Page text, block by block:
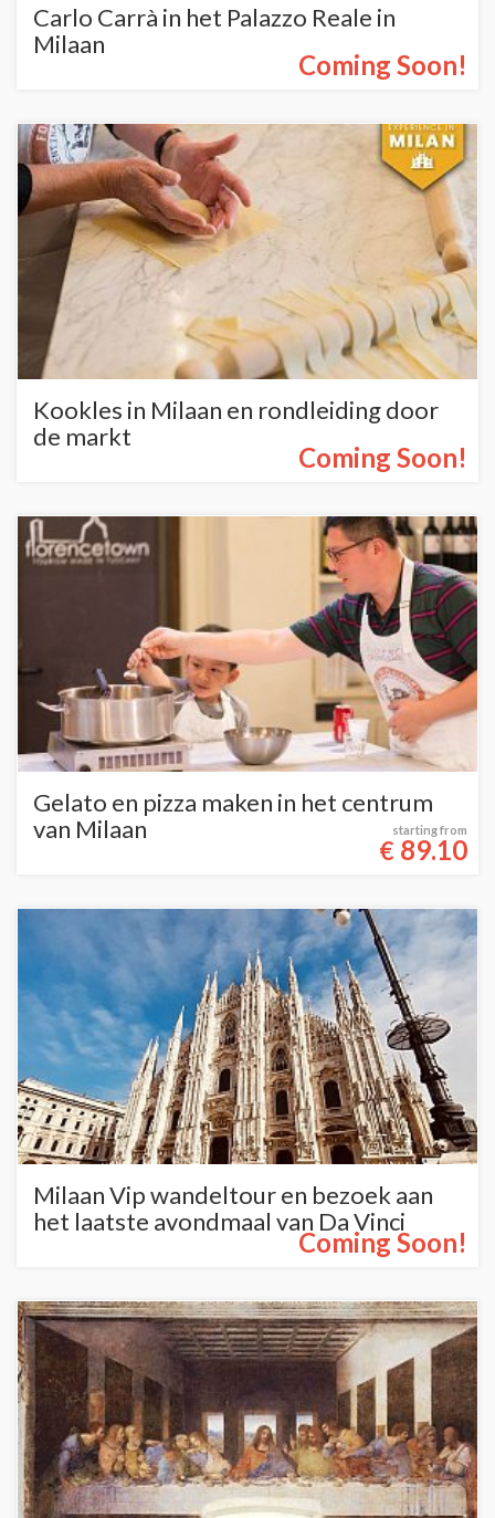
Carlo Carrà in het Palazzo Reale in
Milaan
Coming Soon!
Kookles in Milaan en rondleiding door
de markt
Coming Soon!
Gelato en pizza maken in het centrum
van Milaan
starting from
€ 89.10
Milaan Vip wandeltour en bezoek aan
het laatste avondmaal van Da Vinci
Coming Soon!